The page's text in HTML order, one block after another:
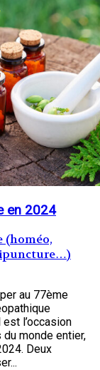
en 2024
(homéo,
au 77ème
l’occasion
monde entier,
Deux